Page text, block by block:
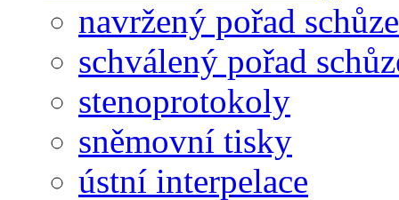
navržený pořad schůze
schválený pořad
stenoprotokoly
sněmovní tisky
ústní interpelace